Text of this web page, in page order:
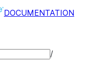
DOCUMENTATION
/